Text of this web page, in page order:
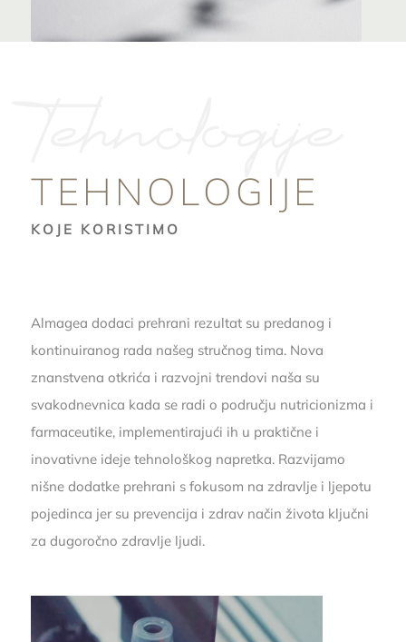
TEHNOLOGIJE
KOJE KORISTIMO
Almagea dodaci prehrani rezultat su predanog i
kontinuiranog rada našeg stručnog tima. Nova
znanstvena otkrića i razvojni trendovi naša su
svakodnevnica kada se radi o području nutricionizma i
farmaceutike, implementirajući ih u praktične i
inovativne ideje tehnološkog napretka. Razvijamo
nišne dodatke prehrani s fokusom na zdravlje i ljepotu
pojedinca jer su prevencija i zdrav način života ključni
za dugoročno zdravlje ljudi.